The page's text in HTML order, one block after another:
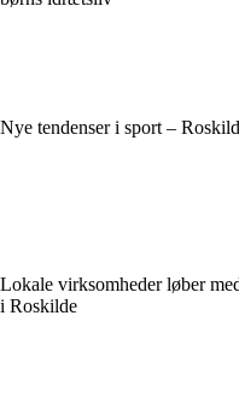
Nye tendenser i sport –
Lokale virksomheder løber
i Roskilde